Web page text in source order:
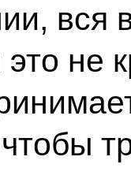
вся
не